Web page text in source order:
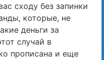
сходу без запинки
которые, не
деньги за
случай в
прописана и еще